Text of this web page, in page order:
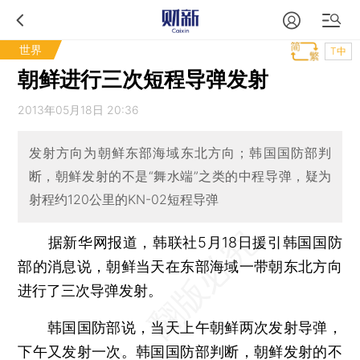
世界 T中
朝鲜进行三次短程导弹发射
2013年05月18日 20:36
发射方向为朝鲜东部海域东北方向；韩国国防部判
断，朝鲜发射的不是“舞水端”之类的中程导弹，疑为
射程约120公里的KN-02短程导弹
据新华网报道，韩联社5月18日援引韩国国防
部的消息说，朝鲜当天在东部海域一带朝东北方向
进行了三次导弹发射。
韩国国防部说，当天上午朝鲜两次发射导弹，
下午又发射一次。韩国国防部判断，朝鲜发射的不